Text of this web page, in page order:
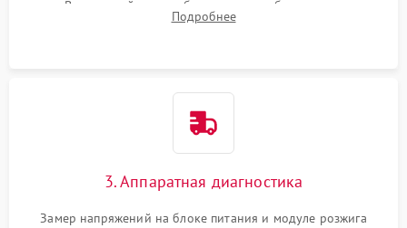
пыли. Визуальный осмотр блока питания, балласта лампы и
материнской платы на наличие прогаров или вздутых
Подробнее
3. Аппаратная диагностика
Замер напряжений на блоке питания и модуле розжига